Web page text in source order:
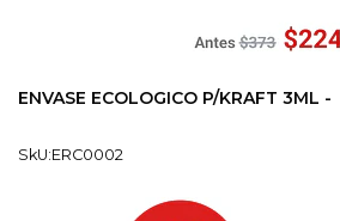
ENVASE ECOLOGICO P/KRAFT 3ML -
SkU:ERC0002